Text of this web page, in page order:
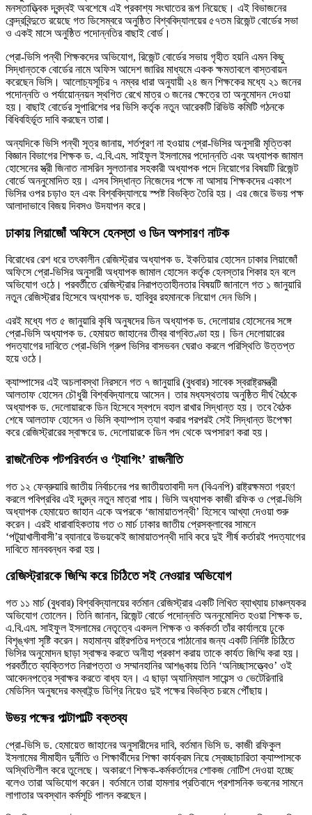
মনস্তাত্ত্বিক দ্বন্দ্বই অবশেষে এই প্রকাশ্য সংঘাতের রূপ নিয়েছে। এই বিভাজনের
কেন্দ্রবিন্দুতে রয়েছে গত ডিসেম্বরে অনুষ্ঠিত বিশ্ববিদ্যালয়ের ৫৭তম রিজেন্ট বোর্ডের সভা
ও একই মাসে অনুষ্ঠিত পদোন্নতির বাছাই বোর্ড।
প্রো-ভিসি পন্থী শিক্ষকদের অভিযোগ, রিজেন্ট বোর্ডের সভায় গৃহীত হয়নি এমন কিছু
সিদ্ধান্তকে বোর্ডের নামে অফিস আদেশ জারির মাধ্যমে একক ক্ষমতাবলে বাস্তবায়ন
করেছেন ভিসি। আলোচ্যসূচির ৭ নম্বর ধারা অনুযায়ী ২৪ জন শিক্ষকের মধ্যে ২১ জনের
পদোন্নতি ও পর্যায়োন্নয়ন স্থগিত রেখে মাত্র ৩ জনের ক্ষেত্রে তা অনুমোদন দেওয়া
হয়। বাছাই বোর্ডের সুপারিশের পর ভিসি কর্তৃক নতুন আরেকটি রিভিউ কমিটি গঠনকে
বিধিবহির্ভূত দাবি করছেন তারা।
অন্যদিকে ভিসি পন্থী সূত্র জানায়, শর্তপূরণ না হওয়ায় প্রো-ভিসির অনুসারী মৃত্তিকা
বিজ্ঞান বিভাগের শিক্ষক ড. এ.বি.এম. সাইফুল ইসলামের পদোন্নতি এবং অধ্যাপক জামাল
হোসেনের স্ত্রী জিনাত নাসরিন সুলতানার সহকারী অধ্যাপক পদে নিয়োগের বিষয়টি রিজেন্ট
বোর্ডে অননুমোদিত হয়। এসব সিদ্ধান্ত নিজেদের পক্ষে না আসায় শিক্ষকদের একাংশ
ভিসির ওপর চড়াও হন এবং বিশ্ববিদ্যালয়ে স্পষ্ট বিভক্তি তৈরি হয়। এর জেরে উভয় পক্ষ
আলাদাভাবে বিজয় দিবসও উদযাপন করে।
ঢাকায় লিয়াজোঁ অফিসে হেনস্তা ও ডিন অপসারণ নাটক
বিরোধের রেশ ধরে তৎকালীন রেজিস্ট্রার অধ্যাপক ড. ইকতিয়ার হোসেন ঢাকার লিয়াজোঁ
অফিসে প্রো-ভিসির অনুসারী অধ্যাপক জামাল হোসেন কর্তৃক হেনস্তার শিকার হন বলে
অভিযোগ ওঠে। পরবর্তীতে রেজিস্ট্রার নিরাপত্তাহীনতার বিষয়টি জানালে গত ১ জানুয়ারি
নতুন রেজিস্ট্রার হিসেবে অধ্যাপক ড. হাবিবুর রহমানকে নিয়োগ দেন ভিসি।
এরই মধ্যে গত ৫ জানুয়ারি কৃষি অনুষদের ডিন অধ্যাপক ড. দেলোয়ার হোসেনের সঙ্গে
প্রো-ভিসি অধ্যাপক ড. হেমায়ত জাহানের তীব্র বাগ্‌বিতণ্ডা হয়। ডিন দেলোয়ারের
পদত্যাগের দাবিতে প্রো-ভিসি গ্রুপ ভিসির বাসভবন ঘেরাও করলে পরিস্থিতি উত্তপ্ত
হয়ে ওঠে।
ক্যাম্পাসের এই অচলাবস্থা নিরসনে গত ৭ জানুয়ারি (বুধবার) সাবেক স্বরাষ্ট্রমন্ত্রী
আলতাফ হোসেন চৌধুরী বিশ্ববিদ্যালয়ে আসেন। তার মধ্যস্থতায় অনুষ্ঠিত দীর্ঘ বৈঠকে
অধ্যাপক ড. দেলোয়ারকে ডিন হিসেবে স্বপদে বহাল রাখার সিদ্ধান্ত হয়। তবে বৈঠক
শেষে আলতাফ হোসেন ও ভিসি ক্যাম্পাস ত্যাগ করার পরপরই সেই সিদ্ধান্ত উপেক্ষা
করে রেজিস্ট্রারের স্বাক্ষরে ড. দেলোয়ারকে ডিন পদ থেকে অপসারণ করা হয়।
রাজনৈতিক পটপরিবর্তন ও ‘ট্যাগিং’ রাজনীতি
গত ১২ ফেব্রুয়ারি জাতীয় নির্বাচনের পর জাতীয়তাবাদী দল (বিএনপি) রাষ্ট্রক্ষমতা গ্রহণ
করলে পবিপ্রবির এই দ্বন্দ্ব নতুন মাত্রা পায়। ভিসি অধ্যাপক কাজী রফিক ও প্রো-ভিসি
অধ্যাপক হেমায়েত জাহান একে অপরকে ‘জামায়াতপন্থী’ হিসেবে আখ্যা দেওয়া শুরু
করেন। এরই ধারাবাহিকতায় গত ৩ মার্চ ঢাকার জাতীয় প্রেসক্লাবের সামনে
‘পটুয়াখালীবাসী’র ব্যানারে উভয়কেই জামায়াতপন্থী দাবি করে দুই শীর্ষ কর্তারই পদত্যাগের
দাবিতে মানববন্ধন করা হয়।
রেজিস্ট্রারকে জিম্মি করে চিঠিতে সই নেওয়ার অভিযোগ
গত ১১ মার্চ (বুধবার) বিশ্ববিদ্যালয়ের বর্তমান রেজিস্ট্রার একটি লিখিত ব্যাখ্যায় চাঞ্চল্যকর
অভিযোগ তোলেন। তিনি জানান, রিজেন্ট বোর্ডে পদোন্নতি অননুমোদিত হওয়া শিক্ষক ড.
এ.বি.এম. সাইফুল ইসলামের নেতৃত্বে একদল শিক্ষক ও কর্মকর্তা তাঁর কার্যালয়ে ঢুকে
বিশৃঙ্খলা সৃষ্টি করেন। মহামান্য রাষ্ট্রপতির দপ্তরে পাঠানোর জন্য একটি নির্দিষ্ট চিঠিতে
ভিসির অনুমোদন ছাড়া স্বাক্ষর করতে অনীহা প্রকাশ করায় তাকে কার্যত জিম্মি করা হয়।
পরবর্তীতে ব্যক্তিগত নিরাপত্তা ও সম্মানহানির আশঙ্কায় তিনি ‘অনিচ্ছাসত্ত্বেও’ ওই
আবেদনপত্রে স্বাক্ষর করতে বাধ্য হন। এ ছাড়া অ্যানিম্যাল সায়েন্স ও ভেটেরিনারি
মেডিসিন অনুষদের কম্বাইন্ড ডিগ্রি নিয়েও দুই পক্ষের বিভক্তি চরমে পৌঁছায়।
উভয় পক্ষের পাল্টাপাল্টি বক্তব্য
প্রো-ভিসি ড. হেমায়েত জাহানের অনুসারীদের দাবি, বর্তমান ভিসি ড. কাজী রফিকুল
ইসলামের সীমাহীন দুর্নীতি ও শিক্ষার্থীদের শিক্ষা কার্যক্রম নিয়ে স্বেচ্ছাচারিতা ক্যাম্পাসকে
অস্থিতিশীল করে তুলেছে। অকারণে শিক্ষক-কর্মকর্তাদের শোকজ নোটিশ দেওয়া হচ্ছে
বলেও তারা অভিযোগ করেন। বর্তমানে তারা হামলার প্রতিবাদে প্রশাসনিক ভবনের সামনে
লাগাতার অবস্থান কর্মসূচি পালন করছেন।